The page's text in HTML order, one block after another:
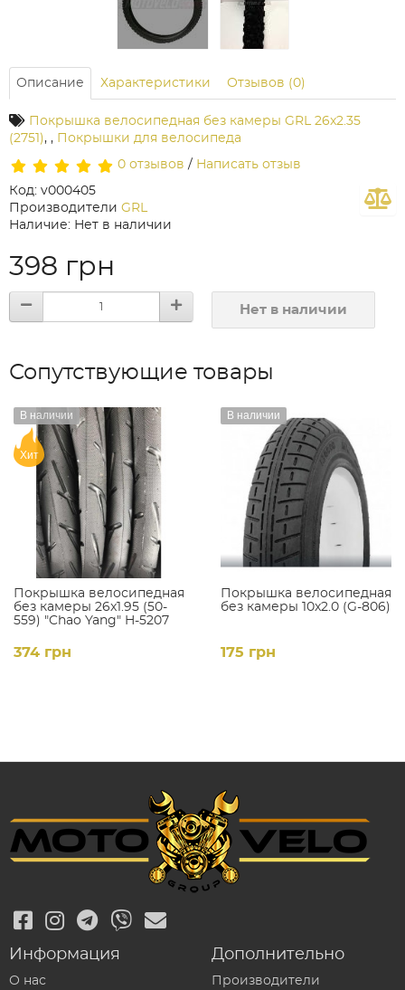
Описание Характеристики Отзывов (0)
Покрышка велосипедная без камеры GRL 26x2.35
(2751), , Покрышки для велосипеда
0 отзывов / Написать отзыв
Код: v000405
Производители GRL
Наличие: Нет в наличии
398 грн
Нет в наличии
Сопутствующие товары
Покрышка велосипедная
без камеры 26x1.95 (50-
559) "Chao Yang" H-5207
В наличии
Хит
374 грн
Покрышка велосипедная
без камеры 10x2.0 (G-806)
В наличии
175 грн
Информация
О нас
Дополнительно
Производители